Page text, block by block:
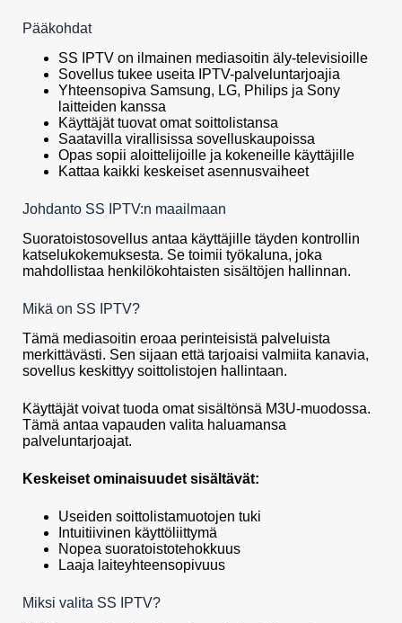
Pääkohdat
SS IPTV on ilmainen mediasoitin äly-televisioille
Sovellus tukee useita IPTV-palveluntarjoajia
Yhteensopiva Samsung, LG, Philips ja Sony
laitteiden kanssa
Käyttäjät tuovat omat soittolistansa
Saatavilla virallisissa sovelluskaupoissa
Opas sopii aloittelijoille ja kokeneille käyttäjille
Kattaa kaikki keskeiset asennusvaiheet
Johdanto SS IPTV:n maailmaan
Suoratoistosovellus antaa käyttäjille täyden kontrollin
katselukokemuksesta. Se toimii työkaluna, joka
mahdollistaa henkilökohtaisten sisältöjen hallinnan.
Mikä on SS IPTV?
Tämä mediasoitin eroaa perinteisistä palveluista
merkittävästi. Sen sijaan että tarjoaisi valmiita kanavia,
sovellus keskittyy soittolistojen hallintaan.
Käyttäjät voivat tuoda omat sisältönsä M3U-muodossa.
Tämä antaa vapauden valita haluamansa
palveluntarjoajat.
Keskeiset ominaisuudet sisältävät:
Useiden soittolistamuotojen tuki
Intuitiivinen käyttöliittymä
Nopea suoratoistotehokkuus
Laaja laiteyhteensopivuus
Miksi valita SS IPTV?